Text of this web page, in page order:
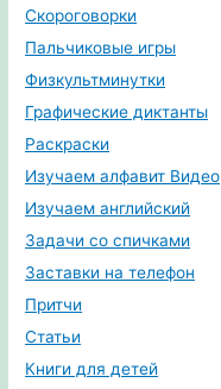
Скороговорки
Пальчиковые игры
Физкультминутки
Графические диктанты
Раскраски
Изучаем алфавит Видео
Изучаем английский
Задачи со спичками
Заставки на телефон
Притчи
Статьи
Книги для детей